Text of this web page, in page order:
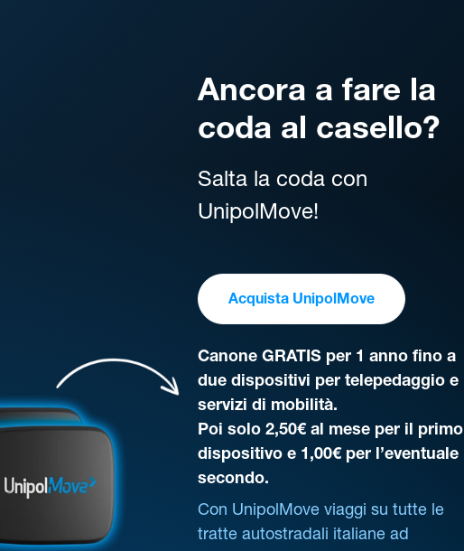
Ancora a fare la
coda al casello?
Salta la coda con
UnipolMove!
Acquista UnipolMove
Canone GRATIS per 1 anno fino a
due dispositivi per telepedaggio e
servizi di mobilità.
Poi solo 2,50€ al mese per il primo
dispositivo e 1,00€ per l’eventuale
secondo.
Con UnipolMove viaggi su tutte le
tratte autostradali italiane ad